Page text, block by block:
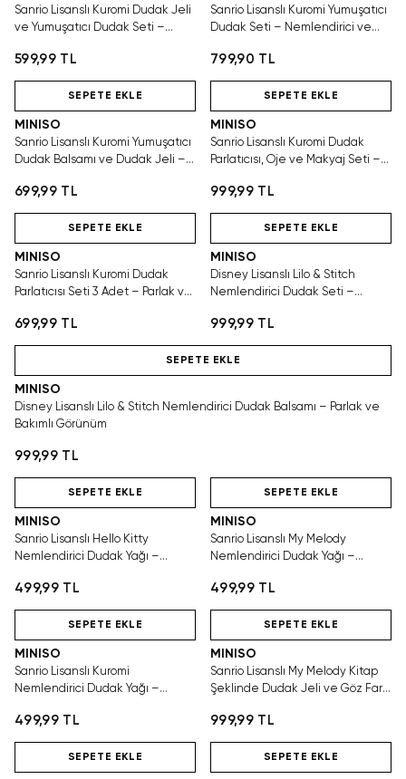
Sanrio Lisanslı Kuromi Dudak Jeli
ve Yumuşatıcı Dudak Seti –
599,99 TL
Sanrio Lisanslı Kuromi Yumuşatıcı
Dudak Seti – Nemlendirici ve
799,90 TL
SEPETE EKLE
MINISO
Sanrio Lisanslı Kuromi Yumuşatıcı
Dudak Balsamı ve Dudak Jeli –
699,99 TL
SEPETE EKLE
MINISO
Sanrio Lisanslı Kuromi Dudak
Parlatıcısı, Oje ve Makyaj Seti –
999,99 TL
SEPETE EKLE
MINISO
Sanrio Lisanslı Kuromi Dudak
Parlatıcısı Seti 3 Adet – Parlak ve
699,99 TL
SEPETE EKLE
MINISO
Disney Lisanslı Lilo & Stitch
Nemlendirici Dudak Seti –
999,99 TL
SEPETE EKLE
MINISO
Disney Lisanslı Lilo & Stitch Nemlendirici Dudak Balsamı – Parlak ve
Bakımlı Görünüm
999,99 TL
SEPETE EKLE
MINISO
Sanrio Lisanslı Hello Kitty
Nemlendirici Dudak Yağı –
499,99 TL
SEPETE EKLE
MINISO
Sanrio Lisanslı My Melody
Nemlendirici Dudak Yağı –
499,99 TL
SEPETE EKLE
MINISO
Sanrio Lisanslı Kuromi
Nemlendirici Dudak Yağı –
499,99 TL
SEPETE EKLE
MINISO
Sanrio Lisanslı My Melody Kitap
Şeklinde Dudak Jeli ve Göz Farı
999,99 TL
SEPETE EKLE SEPETE EKLE